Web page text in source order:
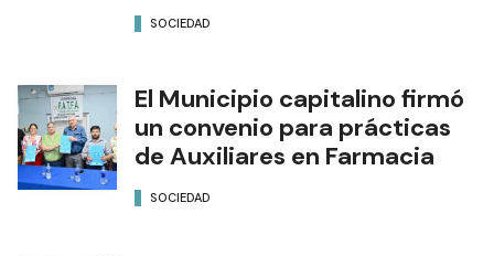
SOCIEDAD
El Municipio capitalino firmó
un convenio para prácticas
de Auxiliares en Farmacia
SOCIEDAD